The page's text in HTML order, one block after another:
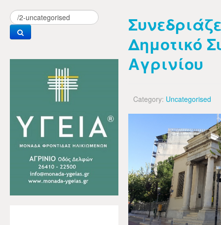
Δημοτικό
Αγρινίου
Category: Uncategorised